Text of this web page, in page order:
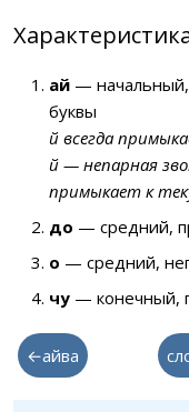
ай —
буквы
й всегда
й — непарная
примыкает к
до — средний,
о — средний,
чу — конечный,
←айва